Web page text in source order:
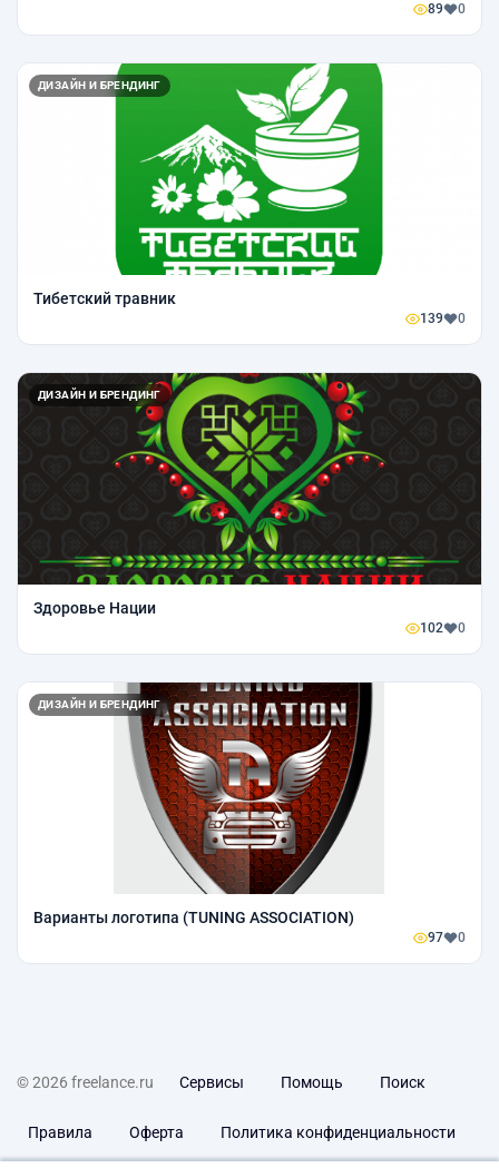
89 0
ДИЗАЙН И БРЕНДИНГ
Тибетский травник
139 0
ДИЗАЙН И БРЕНДИНГ
Здоровье Нации
102 0
ДИЗАЙН И БРЕНДИНГ
Варианты логотипа (TUNING ASSOCIATION)
97 0
© 2026 freelance.ru Сервисы Помощь Поиск
Правила Оферта Политика конфиденциальности